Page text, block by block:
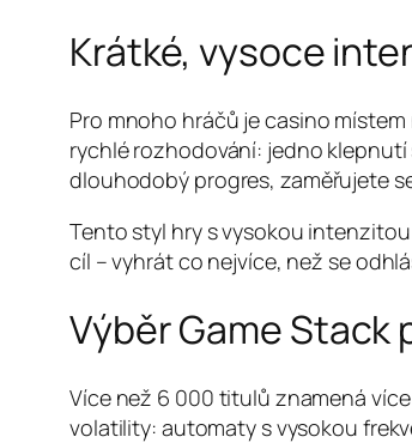
Krátké, vysoce
Pro mnoho hráčů je casino
rychlé rozhodování: jedno
dlouhodobý progres, zaměřujete
Tento styl hry s vysokou
cíl – vyhrát co nejvíce, než se
Výběr Game
Více než 6 000 titulů znamená
volatility: automaty s vysokou